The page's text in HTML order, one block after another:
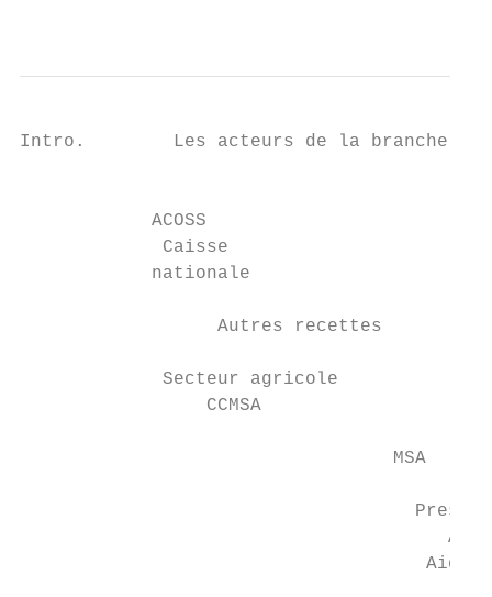
Intro.        Les acteurs de la branche
ACOSS
             Caisse
            nationale
                  Autres recettes
             Secteur agricole
                 CCMSA
MSA
Aides